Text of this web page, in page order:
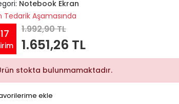
Notebook Ekran
Tedarik Aşamasında
1.992,90 TL
1.651,26 TL
stokta bulunmamaktadır.
ekle